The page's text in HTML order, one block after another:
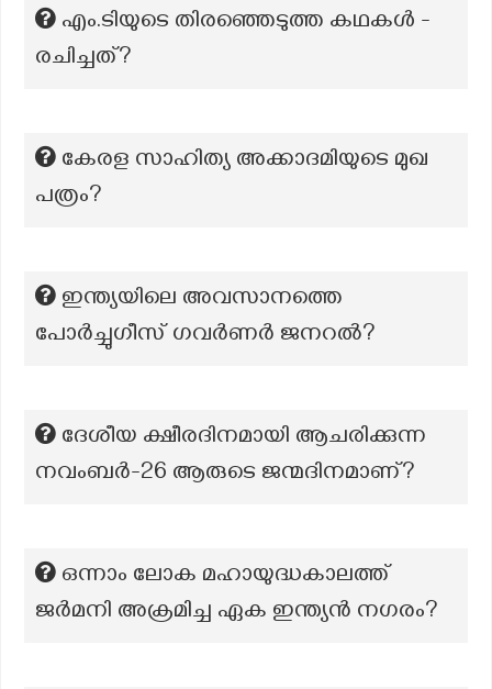
എം.ടിയുടെ തിരഞ്ഞെടുത്ത കഥകള്‍ -
രചിച്ചത്?
കേരള സാഹിത്യ അക്കാദമിയുടെ മുഖ
പത്രം?
ഇന്ത്യയിലെ അവസാനത്തെ
പോർച്ചുഗീസ് ഗവർണർ ജനറൽ?
ദേശീയ ക്ഷീരദിനമായി ആചരിക്കുന്ന
നവംബർ-26 ആരുടെ ജന്മദിനമാണ്?
ഒന്നാം ലോക മഹായുദ്ധകാലത്ത്
ജർമനി അക്രമിച്ച ഏക ഇന്ത്യൻ നഗരം?